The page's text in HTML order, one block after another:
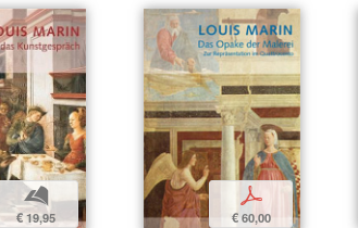
b
€ 19,95
p
€ 60,00